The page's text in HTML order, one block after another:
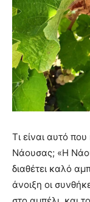
Τι είναι αυτό
Νάουσας; «Η
διαθέτει καλό
άνοιξη οι